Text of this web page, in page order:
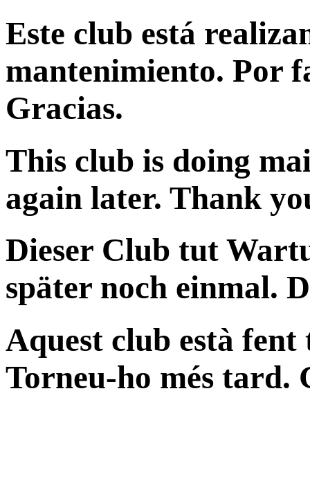
Este club está
mantenimiento. Por
Gracias.
This club is doing
again later. Thank
Dieser Club tut
später noch einmal.
Aquest club està fent
Torneu-ho més tard.